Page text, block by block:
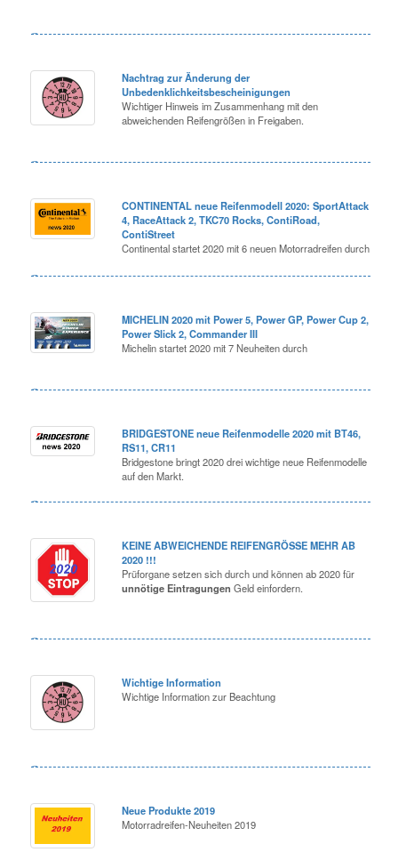
Nachtrag zur Änderung der
Unbedenklichkeitsbescheinigungen
Wichtiger Hinweis im Zusammenhang mit den
abweichenden Reifengrößen in Freigaben.
CONTINENTAL neue Reifenmodell 2020: SportAttack
4, RaceAttack 2, TKC70 Rocks, ContiRoad,
ContiStreet
Continental startet 2020 mit 6 neuen Motorradreifen durch
MICHELIN 2020 mit Power 5, Power GP, Power Cup 2,
Power Slick 2, Commander III
Michelin startet 2020 mit 7 Neuheiten durch
BRIDGESTONE neue Reifenmodelle 2020 mit BT46,
RS11, CR11
Bridgestone bringt 2020 drei wichtige neue Reifenmodelle
auf den Markt.
KEINE ABWEICHENDE REIFENGRÖSSE MEHR AB
2020 !!!
Prüforgane setzen sich durch und können ab 2020 für
unnötige Eintragungen Geld einfordern.
Wichtige Information
Wichtige Information zur Beachtung
Neue Produkte 2019
Motorradreifen-Neuheiten 2019